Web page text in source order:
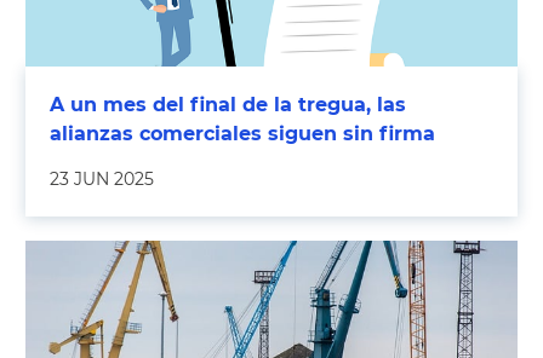
A un mes del final de la tregua, las
alianzas comerciales siguen sin firma
23 JUN 2025